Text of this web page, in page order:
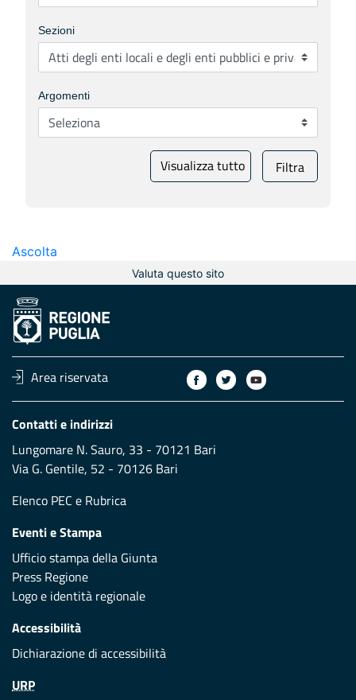
Sezioni
Argomenti
Visualizza tutto Filtra
Ascolta
Valuta questo sito
Area riservata
Contatti e indirizzi
Lungomare N. Sauro, 33 - 70121 Bari
Via G. Gentile, 52 - 70126 Bari
Elenco PEC e Rubrica
Eventi e Stampa
Ufficio stampa della Giunta
Press Regione
Logo e identità regionale
Accessibilità
Dichiarazione di accessibilità
URP